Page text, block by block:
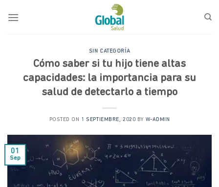
SIN CATEGORÍA
Cómo saber si tu hijo tiene altas
capacidades: la importancia para su
salud de detectarlo a tiempo
POSTED ON 1 SEPTIEMBRE, 2020 BY W-ADMIN
01
Sep